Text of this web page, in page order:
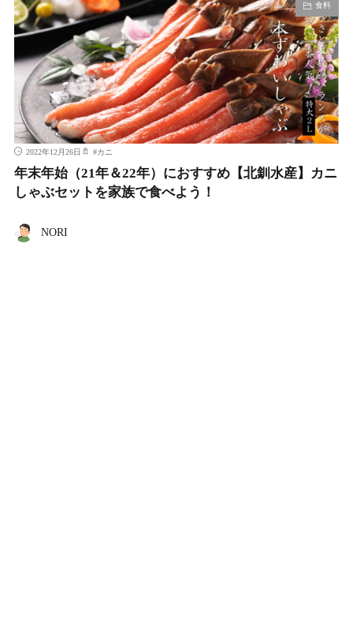
食料
2022年12月26日 #カニ
年末年始（21年＆22年）におすすめ【北釧水産】カニ
しゃぶセットを家族で食べよう！
NORI